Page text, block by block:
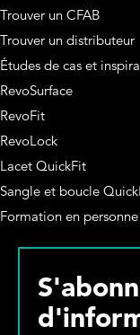
Trouver un CFAB
Trouver un distributeur
Études de cas et
RevoSurface
RevoFit
RevoLock
Lacet QuickFit
Sangle et boucle
Formation en personne